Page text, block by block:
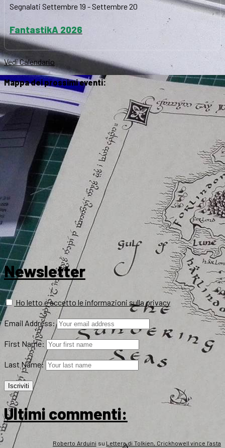
Segnalati Settembre 19 -Settembre 20
FantastikA 2026
Vedi Calendario
Mappa dei prossimi eventi:
Newsletter
Ho letto e accetto le informazioni sulla privacy
Email Address:
First Name:
Last Name:
Ultimi commenti:
Roberto Arduini su Lettera di Tolkien, Crickhowell vince l’asta